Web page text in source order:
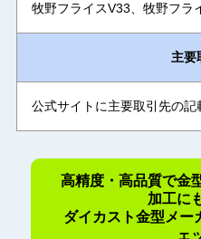
牧野フライスV33、牧野フラ
主要
公式サイトに主要取引先の記
高精度・高品質で金
加工に
ダイカスト金型メー
ェ